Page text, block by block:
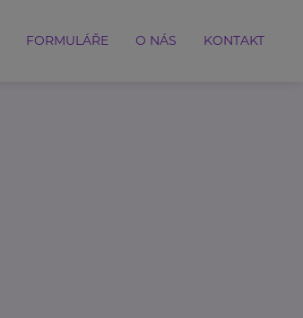
FORMULÁŘE O NÁS KONTAKT